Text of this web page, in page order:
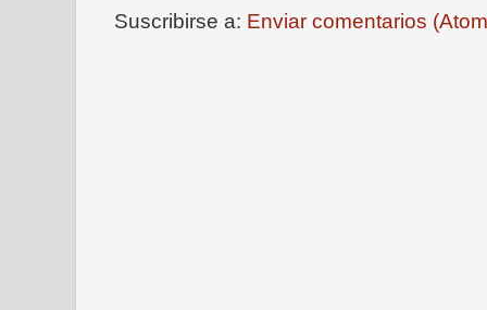
Suscribirse a: Enviar comentarios